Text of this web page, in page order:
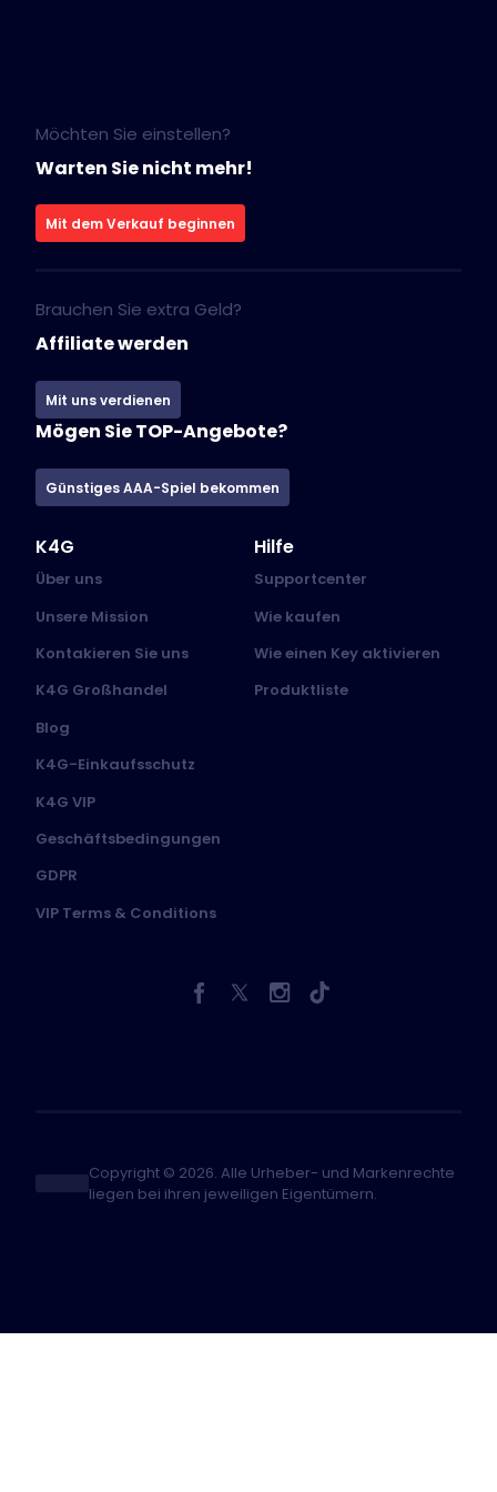
Möchten Sie einstellen?
Warten Sie nicht mehr!
Mit dem Verkauf beginnen
Brauchen Sie extra Geld?
Affiliate werden
Mit uns verdienen
Mögen Sie TOP-Angebote?
Günstiges AAA-Spiel bekommen
K4G
Über uns
Unsere Mission
Kontakieren Sie uns
K4G Großhandel
Blog
K4G-Einkaufsschutz
K4G VIP
Geschäftsbedingungen
GDPR
VIP Terms & Conditions
Hilfe
Supportcenter
Wie kaufen
Wie einen Key aktivieren
Produktliste
Copyright © 2026. Alle Urheber- und Markenrechte
liegen bei ihren jeweiligen Eigentümern.